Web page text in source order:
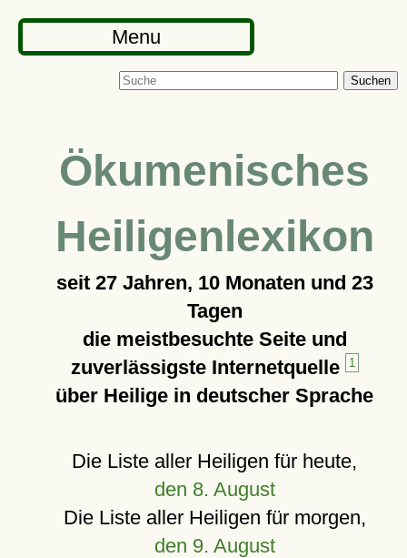
Menu
Suchen
Ökumenisches
Heiligenlexikon
seit 27 Jahren, 10 Monaten und 23
Tagen
die meistbesuchte Seite und
zuverlässigste Internetquelle
1
über Heilige in deutscher Sprache
Die Liste aller Heiligen für heute,
den 8. August
Die Liste aller Heiligen für morgen,
den 9. August